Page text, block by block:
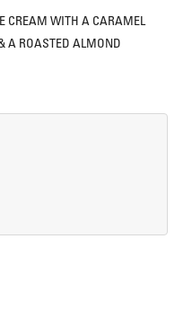
CREAM WITH A CARAMEL
A ROASTED ALMOND